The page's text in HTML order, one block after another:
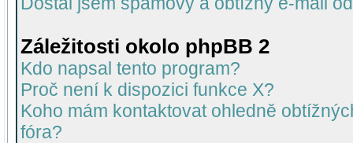
Záležitosti okolo phpBB 2
Kdo napsal tento program?
Proč není k dispozici funkce X?
Koho mám kontaktovat ohledně
fóra?